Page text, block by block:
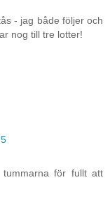
- jag både följer och
nog till tre lotter!
för fullt att